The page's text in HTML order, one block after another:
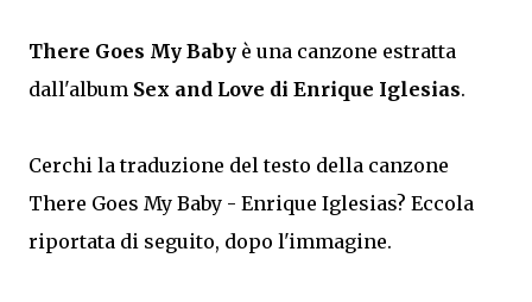
There Goes My Baby è una canzone estratta
dall'album Sex and Love di Enrique Iglesias.
Cerchi la traduzione del testo della canzone
There Goes My Baby - Enrique Iglesias? Eccola
riportata di seguito, dopo l'immagine.